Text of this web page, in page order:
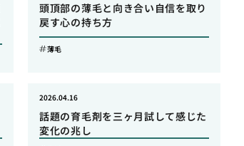
頭頂部の薄毛と向き合い自信を取り
戻す心の持ち方
薄毛
話題の育毛剤を三ヶ月試して感じた
変化の兆し
2026.04.16